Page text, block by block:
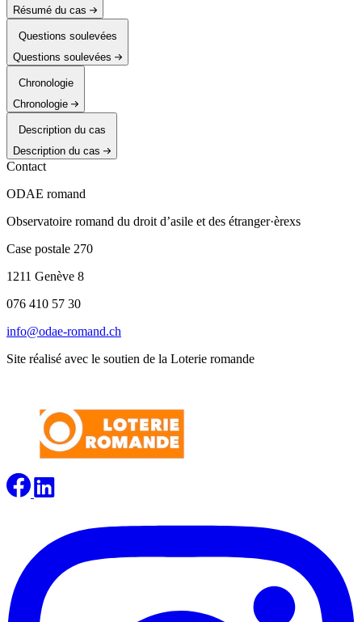
Résumé du cas
Questions soulevées
Questions soulevées
Chronologie
Chronologie
Description du cas
Description du cas
Contact
ODAE romand
Observatoire romand du droit d’asile et des étranger·èrexs
Case postale 270
1211 Genève 8
076 410 57 30
info@odae-romand.ch
Site réalisé avec le soutien de la Loterie romande